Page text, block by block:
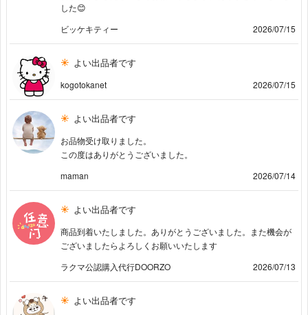
した😊
ビッケキティー
2026/07/15
よい出品者です
kogotokanet 2026/07/15
よい出品者です
お品物受け取りました。
この度はありがとうございました。
maman
2026/07/14
よい出品者です
商品到着いたしました。ありがとうございました。また機会が
ございましたらよろしくお願いいたします
ラクマ公認購入代行DOORZO
2026/07/13
よい出品者です